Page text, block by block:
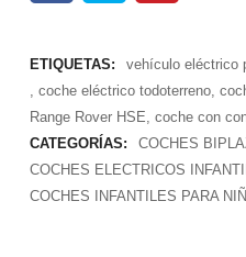
ETIQUETAS: vehículo eléctrico
coche eléctrico todoterreno,
Range Rover HSE coche con
CATEGORÍAS:
COCHES
COCHES ELECTRICOS
COCHES INFANTILES PARA